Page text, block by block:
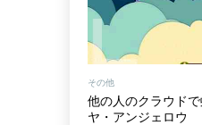
その他
他の人のクラウド
ヤ・アンジェロウ